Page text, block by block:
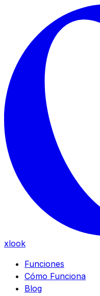
Skip to main content
xlook
Funciones
Cómo Funciona
Blog